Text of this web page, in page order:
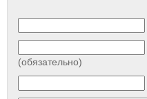
(обязательно)